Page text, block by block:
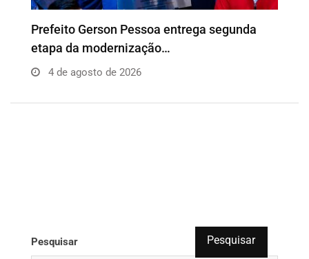
Prefeito Gerson Pessoa entrega segunda
etapa da modernização…
4 de agosto de 2026
Pesquisar Pesquisar